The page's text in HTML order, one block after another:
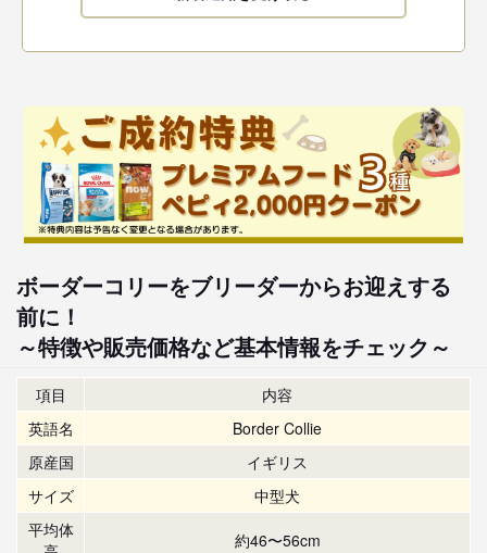
ボーダーコリーをブリーダーからお迎えする
前に！
～特徴や販売価格など基本情報をチェック～
項目
内容
英語名
Border Collie
原産国
イギリス
サイズ
中型犬
平均体
約46〜56cm